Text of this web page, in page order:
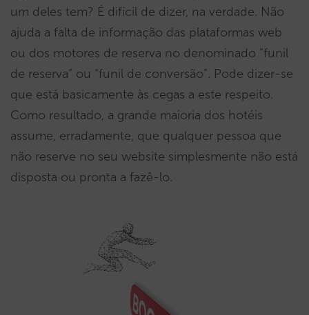
um deles tem? É difícil de dizer, na verdade. Não
ajuda a falta de informação das plataformas web
ou dos motores de reserva no denominado “funil
de reserva” ou “funil de conversão”. Pode dizer-se
que está basicamente às cegas a este respeito.
Como resultado, a grande maioria dos hotéis
assume, erradamente, que qualquer pessoa que
não reserve no seu website simplesmente não está
disposta ou pronta a fazê-lo.